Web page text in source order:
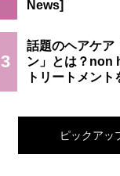
3
話題のヘアケア
ン」とは？non
トリートメント
ピックアッ